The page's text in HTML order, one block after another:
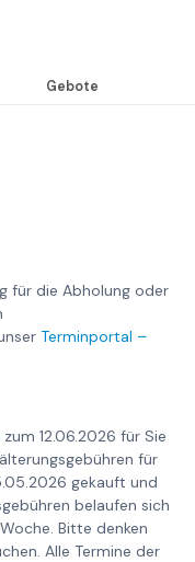
Gebote
für die Abholung oder
Terminportal –
12.06.2026 für Sie
für
gekauft und
belaufen sich
Bitte denken
Alle Termine der